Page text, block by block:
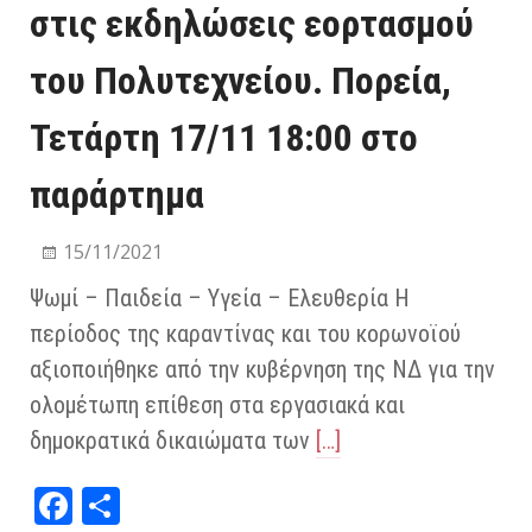
στις εκδηλώσεις εορτασμού
του Πολυτεχνείου. Πορεία,
Τετάρτη 17/11 18:00 στο
παράρτημα
15/11/2021
Ψωμί – Παιδεία – Υγεία – Ελευθερία Η
περίοδος της καραντίνας και του κορωνοϊού
αξιοποιήθηκε από την κυβέρνηση της ΝΔ για την
ολομέτωπη επίθεση στα εργασιακά και
δημοκρατικά δικαιώματα των […]
Fa